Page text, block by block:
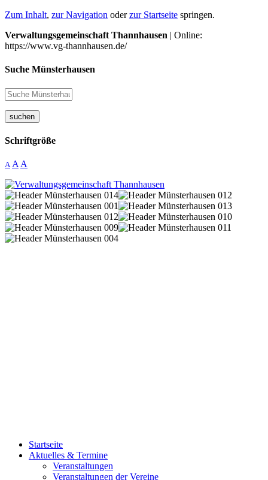
Zum Inhalt, zur Navigation oderzur Startseite springen.
Verwaltungsgemeinschaft Thannhausen | Online:
https://www.vg-thannhausen.de/
Suche Münsterhausen
suchen
Schriftgröße
A A A
Startseite
Aktuelles & Termine
Veranstaltungen
Veranstaltungen der Vereine